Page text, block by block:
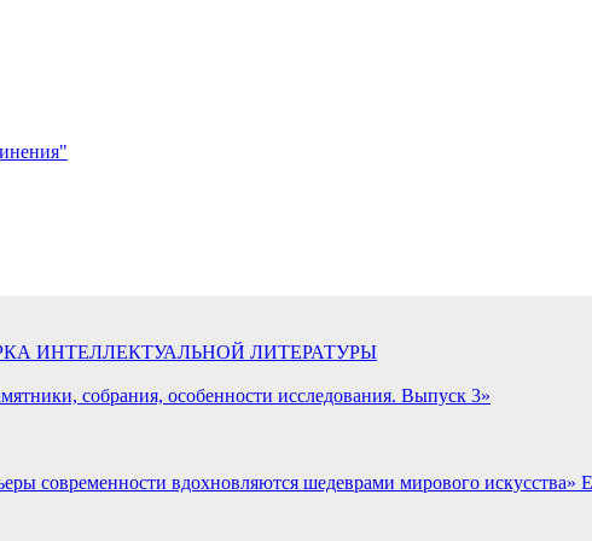
ИНТЕЛЛЕКТУАЛЬНОЙ ЛИТЕРАТУРЫ
собрания, особенности исследования. Выпуск 3»
современности вдохновляются шедеврами мирового искусства»